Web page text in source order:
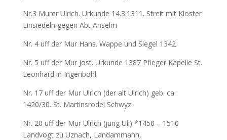
Nr.3 Murer Ulrich. Urkunde 14.3.1311. Streit mit Kloster
Einsiedeln gegen Abt Anselm
Nr. 4 uff der Mur Hans. Wappe und Siegel 1342
Nr. 5 uff der Mur Jost. Urkunde 1387 Pfleger Kapelle St.
Leonhard in Ingenbohl.
Nr. 17 uff der Mur Ulrich (der alt Ulrich) geb. ca.
1420/30. St. Martinsrodel Schwyz
Nr. 20 uff der Mur Ulrich (jung Uli) *1450 – 1510
Landvogt zu Uznach, Landammann,